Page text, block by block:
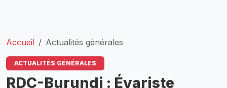
Accueil Actualités générales
ACTUALITÉS GÉNÉRALES
RDC-Burundi : Évariste